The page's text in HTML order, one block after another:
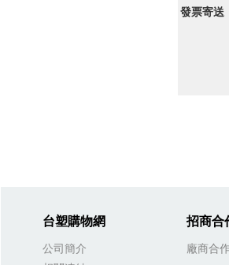
發票寄送
台塑購物網
公司簡介
招商合
廠商合